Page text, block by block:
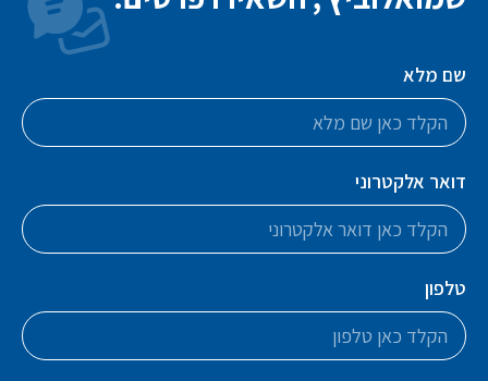
שם מלא
דואר אלקטרוני
טלפון